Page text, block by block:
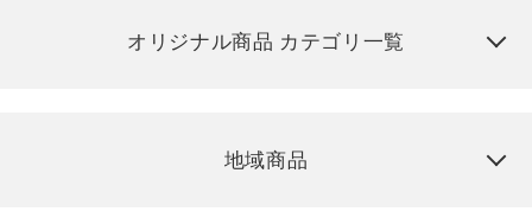
オリジナル商品 カテゴリ一覧
地域商品